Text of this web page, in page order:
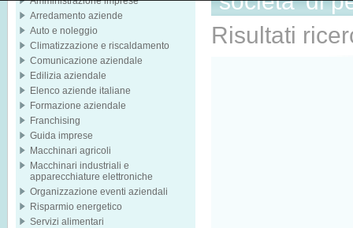
Risultati
Arredamento aziende
Auto e noleggio
Climatizzazione e riscaldamento
Comunicazione aziendale
Edilizia aziendale
Elenco aziende italiane
Formazione aziendale
Franchising
Guida imprese
Macchinari agricoli
Macchinari industriali e
apparecchiature elettroniche
Organizzazione eventi aziendali
Risparmio energetico
Servizi alimentari